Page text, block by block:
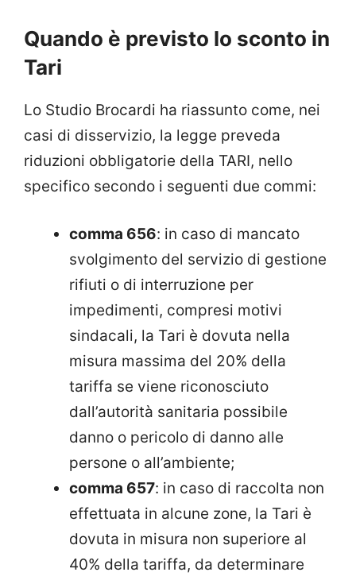
Quando è previsto lo sconto in
Tari
Lo Studio Brocardi ha riassunto come, nei
casi di disservizio, la legge preveda
riduzioni obbligatorie della TARI, nello
specifico secondo i seguenti due commi:
comma 656: in caso di mancato
svolgimento del servizio di gestione
rifiuti o di interruzione per
impedimenti, compresi motivi
sindacali, la Tari è dovuta nella
misura massima del 20% della
tariffa se viene riconosciuto
dall’autorità sanitaria possibile
danno o pericolo di danno alle
persone o all’ambiente;
comma 657: in caso di raccolta non
effettuata in alcune zone, la Tari è
dovuta in misura non superiore al
40% della tariffa, da determinare